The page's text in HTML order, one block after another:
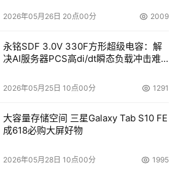
、Video Promotion（法国/比利时）
前所未有的需求增长势头，高效的管
伴网络和完善的服务支持机制，是确
提供高水准产品和服务的保障。"
文章内容仅供参考，不构成投资建议。
2026年05月26日 20点00分 2009
永铭SDF 3.0V 330F方形超级电容：解
决AI服务器PCS高di/dt瞬态负载冲击难
2026年05月25日 10点00分 1291
大容量存储空间 三星Galaxy Tab S10 FE
成618必购大屏好物
2026年05月28日 10点00分 1995